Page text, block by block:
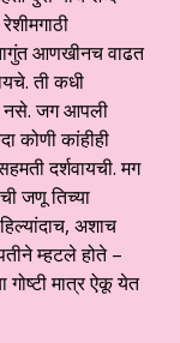
आणखीनच वाढत
ती कधी
नसे. जग आपली
कोणी कांहीही
दर्शवायची. मग
जणू तिच्या
अशाच
म्हटले होते –
गोष्टी मात्र ऐकू येत